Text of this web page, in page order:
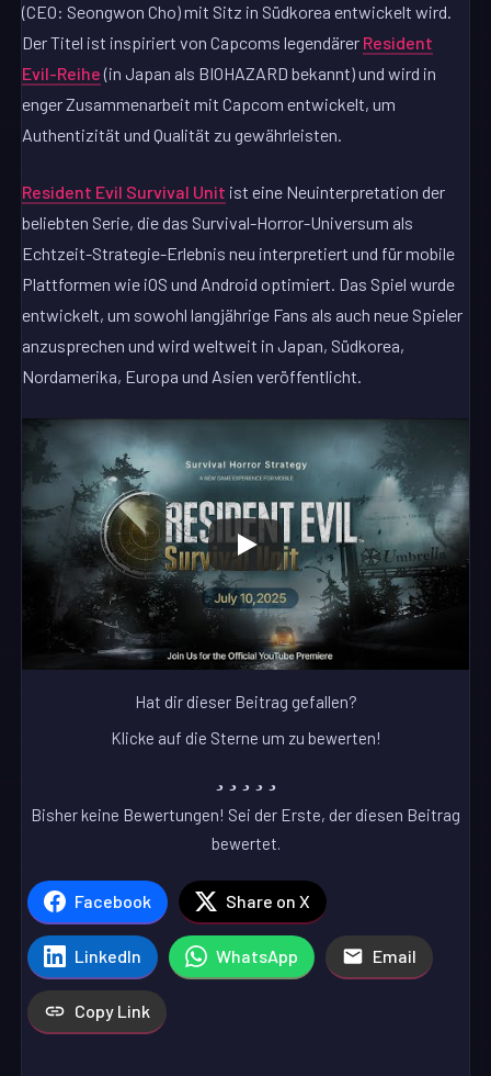
(CEO: Seongwon Cho) mit Sitz in Südkorea entwickelt wird.
Der Titel ist inspiriert von Capcoms legendärer Resident
Evil-Reihe(in Japan als BIOHAZARD bekannt) und wird in
enger Zusammenarbeit mit Capcom entwickelt, um
Authentizität und Qualität zu gewährleisten.
Resident Evil Survival Unit ist eine Neuinterpretation der
beliebten Serie, die das Survival-Horror-Universum als
Echtzeit-Strategie-Erlebnis neu interpretiert und für mobile
Plattformen wie iOS und Android optimiert. Das Spiel wurde
entwickelt, um sowohl langjährige Fans als auch neue Spieler
anzusprechen und wird weltweit in Japan, Südkorea,
Nordamerika, Europa und Asien veröffentlicht.
Hat dir dieser Beitrag gefallen?
Klicke auf die Sterne um zu bewerten!
Bisher keine Bewertungen! Sei der Erste, der diesen Beitrag
bewertet.
Facebook Share on X
LinkedIn WhatsApp Email
Copy Link